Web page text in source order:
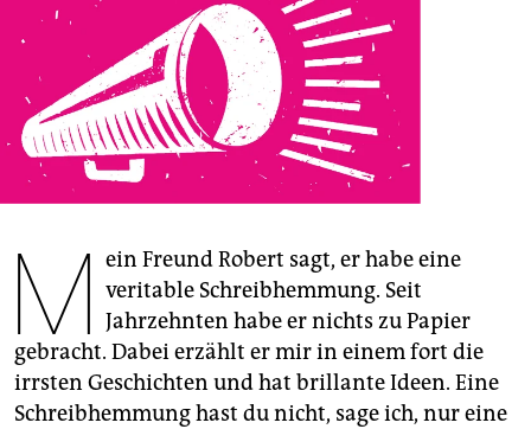
verlag
veranstaltungen
shop
fragen & hilfe
unterstützen
abo
genossenschaft
epaper login
M ein Freund Robert sagt, er habe eine
veritable Schreibhemmung. Seit
Jahrzehnten habe er nichts zu Papier
gebracht. Dabei erzählt er mir in einem fort die
irrsten Geschichten und hat brillante Ideen. Eine
Schreibhemmung hast du nicht, sage ich, nur eine